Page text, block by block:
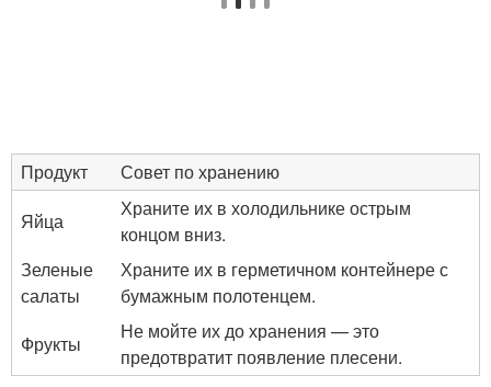
Продукт
Совет по хранению
Яйца
Храните их в холодильнике острым
концом вниз.
Зеленые
салаты
Храните их в герметичном контейнере с
бумажным полотенцем.
Фрукты
Не мойте их до хранения — это
предотвратит появление плесени.